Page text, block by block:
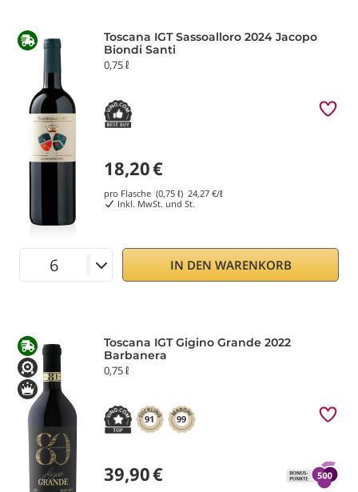
Toscana IGT Sassoalloro 2024 Jacopo
Biondi Santi
0,75 ℓ
18,20€
pro Flasche (0,75 ℓ) 24,27 €/ℓ
Inkl. MwSt. und St.
IN DEN WARENKORB
Toscana IGT Gigino Grande 2022
Barbanera
0,75 ℓ
91 99
39,90€